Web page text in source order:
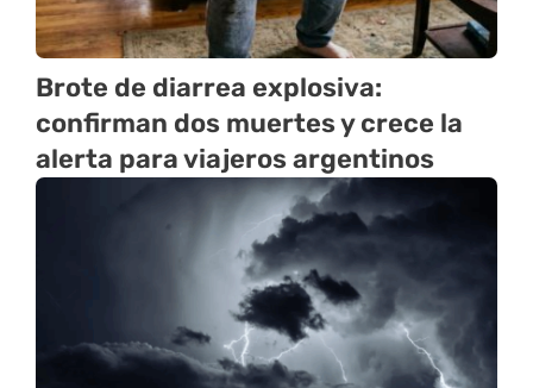
Brote de diarrea explosiva:
confirman dos muertes y crece la
alerta para viajeros argentinos